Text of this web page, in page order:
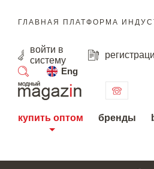
ГЛАВНАЯ ПЛАТФОРМА
войти в
систему
Eng
поиск
купить оптом бренды